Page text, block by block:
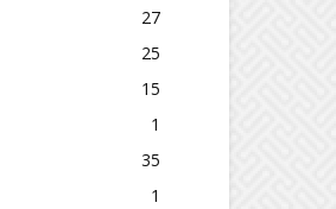
27
25
15
1
35
1